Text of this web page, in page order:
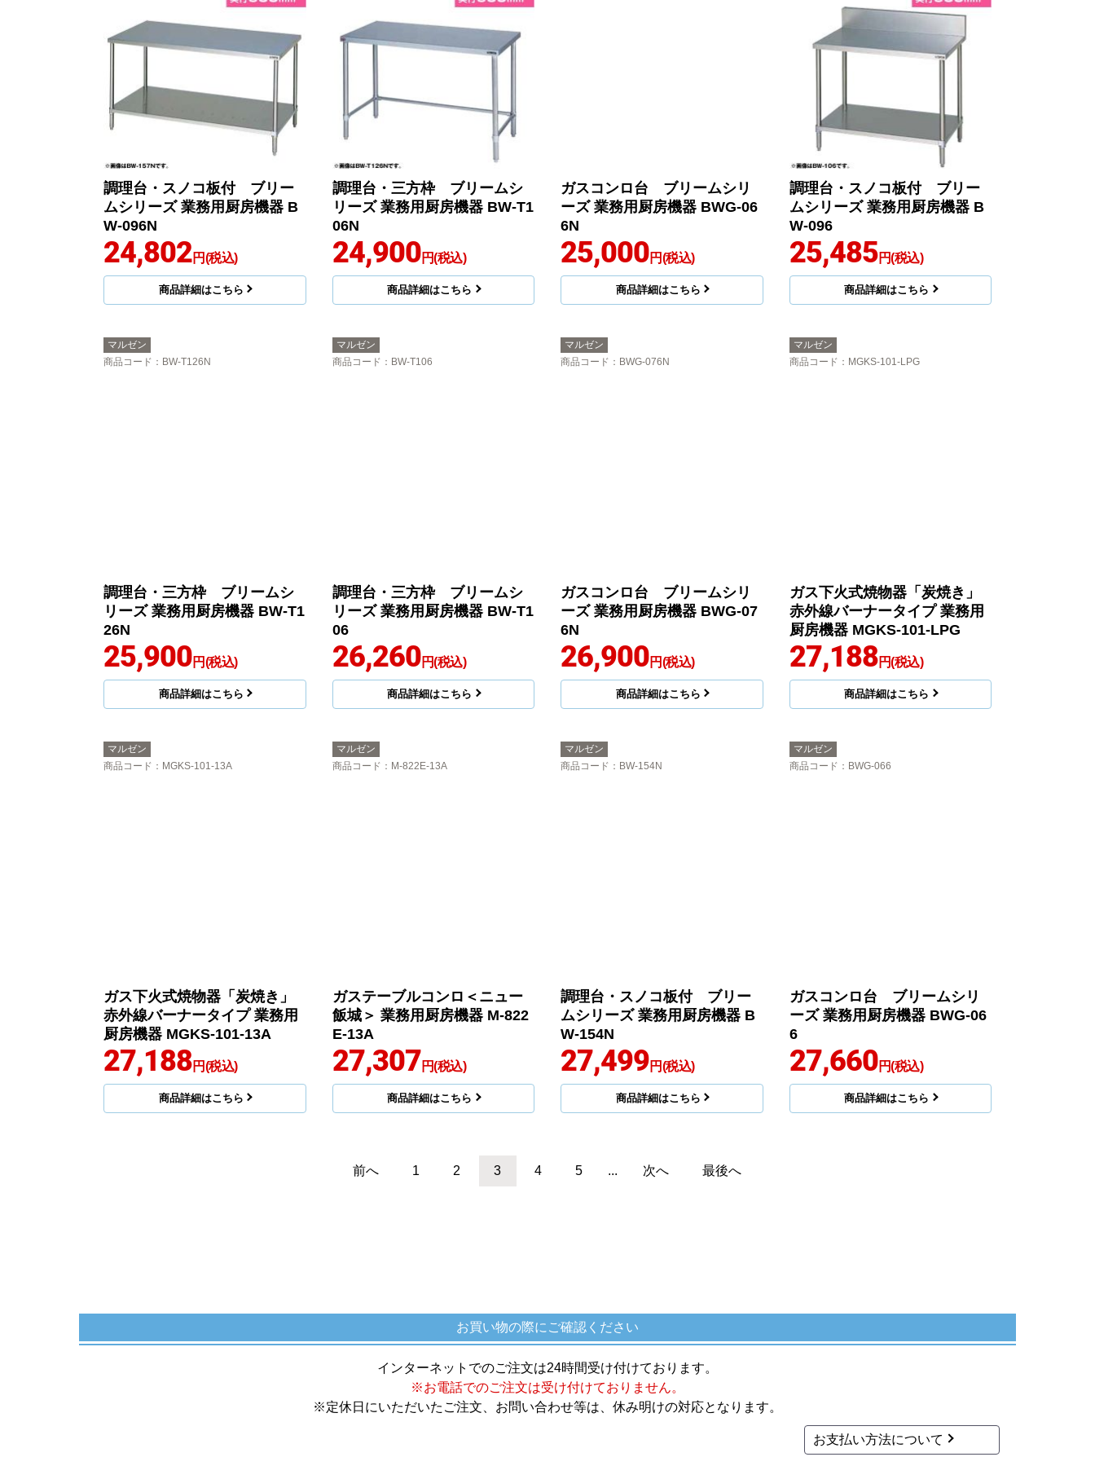
調理台・スノコ板付 ブリー
ムシリーズ 業務用厨房機器 B
W-096N
24,802円(税込)
商品詳細はこちら
調理台・三方枠 ブリームシ
リーズ 業務用厨房機器 BW-T1
06N
24,900円(税込)
商品詳細はこちら
ガスコンロ台 ブリームシリ
ーズ 業務用厨房機器 BWG-06
6N
25,000円(税込)
商品詳細はこちら
調理台・スノコ板付 ブリー
ムシリーズ 業務用厨房機器 B
W-096
25,485円(税込)
商品詳細はこちら
マルゼン
商品コード ：BW-T126N
調理台・三方枠 ブリームシ
リーズ 業務用厨房機器 BW-T1
26N
25,900円(税込)
商品詳細はこちら
マルゼン
商品コード ：BW-T106
調理台・三方枠 ブリームシ
リーズ 業務用厨房機器 BW-T1
06
26,260円(税込)
商品詳細はこちら
マルゼン
商品コード ：BWG-076N
ガスコンロ台 ブリームシリ
ーズ 業務用厨房機器 BWG-07
6N
26,900円(税込)
商品詳細はこちら
マルゼン
商品コード ：MGKS-101-LPG
ガス下火式焼物器「炭焼き」
赤外線バーナータイプ 業務用
厨房機器 MGKS-101-LPG
27,188円(税込)
商品詳細はこちら
マルゼン
商品コード ：MGKS-101-13A
ガス下火式焼物器「炭焼き」
赤外線バーナータイプ 業務用
厨房機器 MGKS-101-13A
27,188円(税込)
商品詳細はこちら
マルゼン
商品コード ：M-822E-13A
ガステーブルコンロ＜ニュー
飯城＞ 業務用厨房機器 M-822
E-13A
27,307 円(税込)
商品詳細はこちら
マルゼン
商品コード ：BW-154N
調理台・スノコ板付 ブリー
ムシリーズ 業務用厨房機器 B
W-154N
27,499円(税込)
商品詳細はこちら
マルゼン
商品コード ：BWG-066
ガスコンロ台 ブリームシリ
ーズ 業務用厨房機器 BWG-06
6
27,660円(税込)
商品詳細はこちら
前へ 1 2 3 4 5 ... 次へ 最後へ
お買い物の際にご確認ください
インターネットでのご注文は24時間受け付けております。
※お電話でのご注文は受け付けておりません。
※定休日にいただいたご注文、お問い合わせ等は、休み明けの対応となります。
お支払い方法について